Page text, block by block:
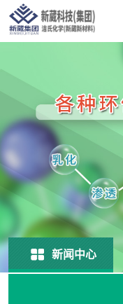
新闻中心